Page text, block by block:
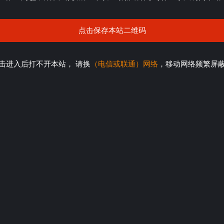
点击保存本站二维码
进入后打不开本站， 请换 （电信或联通）网络 ，移动网络频繁屏